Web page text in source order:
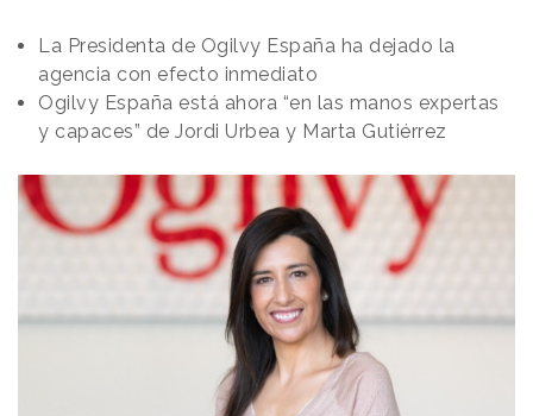
La Presidenta de Ogilvy España ha dejado la
agencia con efecto inmediato
Ogilvy España está ahora “en las manos expertas
y capaces” de Jordi Urbea y Marta Gutiérrez